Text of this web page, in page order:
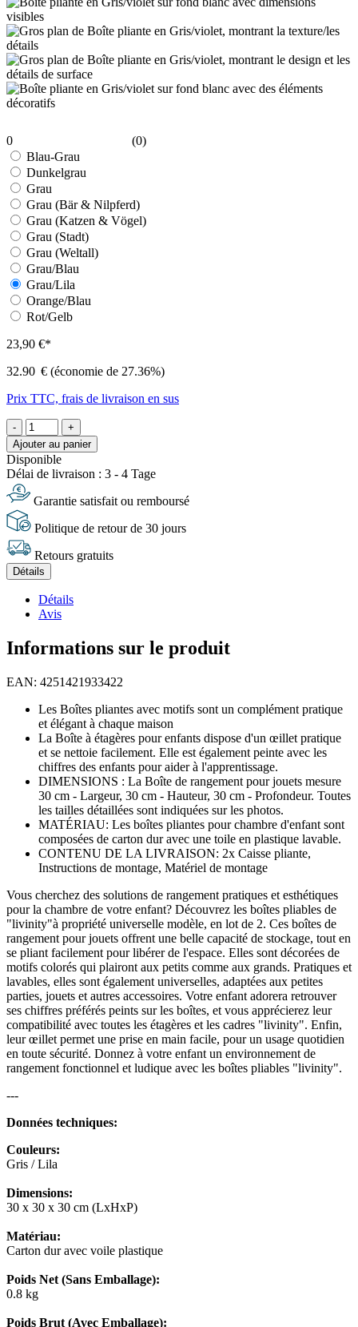
0
(0)
Blau-Grau
Dunkelgrau
Grau
Grau (Bär & Nilpferd)
Grau (Katzen & Vögel)
Grau (Stadt)
Grau (Weltall)
Grau/Blau
Grau/Lila
Orange/Blau
Rot/Gelb
23,90 €*
32.90 € (économie de 27.36%)
Prix TTC, frais de livraison en sus
-
+
Ajouter au panier
Disponible
Délai de livraison : 3 - 4 Tage
Garantie satisfait ou remboursé
Politique de retour de 30 jours
Retours gratuits
Détails
Détails
Avis
Informations sur le produit
EAN: 4251421933422
Les Boîtes pliantes avec motifs sont un complément pratique
et élégant à chaque maison
La Boîte à étagères pour enfants dispose d'un œillet pratique
et se nettoie facilement. Elle est également peinte avec les
chiffres des enfants pour aider à l'apprentissage.
DIMENSIONS : La Boîte de rangement pour jouets mesure
30 cm - Largeur, 30 cm - Hauteur, 30 cm - Profondeur. Toutes
les tailles détaillées sont indiquées sur les photos.
MATÉRIAU: Les boîtes pliantes pour chambre d'enfant sont
composées de carton dur avec une toile en plastique lavable.
CONTENU DE LA LIVRAISON: 2x Caisse pliante,
Instructions de montage, Matériel de montage
Vous cherchez des solutions de rangement pratiques et esthétiques
pour la chambre de votre enfant? Découvrez les boîtes pliables de
"livinity"à propriété universelle modèle, en lot de 2. Ces boîtes de
rangement pour jouets offrent une belle capacité de stockage, tout en
se pliant facilement pour libérer de l'espace. Elles sont décorées de
motifs colorés qui plairont aux petits comme aux grands. Pratiques et
lavables, elles sont également universelles, adaptées aux petites
parties, jouets et autres accessoires. Votre enfant adorera retrouver
ses chiffres préférés peints sur les boîtes, et vous apprécierez leur
compatibilité avec toutes les étagères et les cadres "livinity". Enfin,
leur œillet permet une prise en main facile, pour un usage quotidien
en toute sécurité. Donnez à votre enfant un environnement de
rangement fonctionnel et ludique avec les boîtes pliables "livinity".
---
Données techniques:
Couleurs:
Gris / Lila
Dimensions:
30 x 30 x 30 cm (LxHxP)
Matériau:
Carton dur avec voile plastique
Poids Net (Sans Emballage):
0.8 kg
Poids Brut (Avec Emballage):